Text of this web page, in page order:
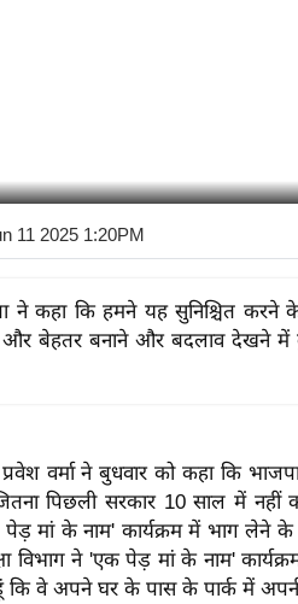
11 2025 1:20PM
ने कहा कि हमने यह सुनिश्चित
बेहतर बनाने और बदलाव देखने में
प्रवेश वर्मा ने बुधवार को कहा कि
पिछली सरकार 10 साल में नहीं कर
मां के नाम' कार्यक्रम में भाग लेने के
विभाग ने 'एक पेड़ मां के नाम'
कि वे अपने घर के पास के पार्क में